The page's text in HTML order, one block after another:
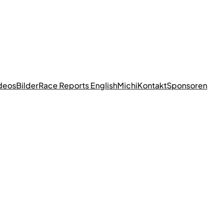
BilderRace Reports EnglishMichiKontaktSponsoren